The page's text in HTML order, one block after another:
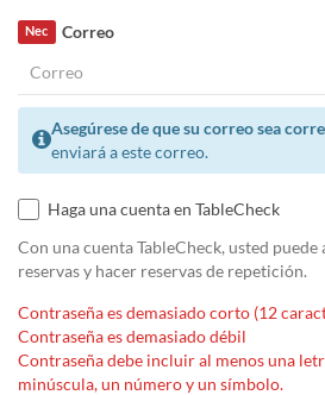
Correo
Nec
Asegúrese de que su correo sea
enviará a este correo.
Haga una cuenta en TableCheck
Con una cuenta TableCheck, usted
reservas y hacer reservas de repetición.
Contraseña es demasiado corto (12
Contraseña es demasiado débil
Contraseña debe incluir al menos una
minúscula, un número y un símbolo.